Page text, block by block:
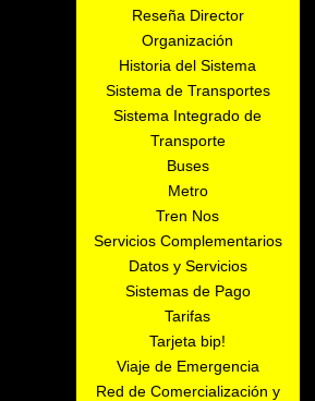
Reseña Director
Organización
Historia del Sistema
Sistema de Transportes
Sistema Integrado de
Transporte
Buses
Metro
Tren Nos
Servicios Complementarios
Datos y Servicios
Sistemas de Pago
Tarifas
Tarjeta bip!
Viaje de Emergencia
Red de Comercialización y